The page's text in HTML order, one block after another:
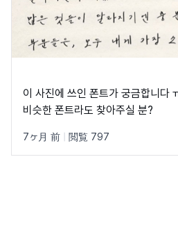
이 사진에 쓰인 폰트가 궁금합니다
비슷한 폰트라도 찾아주실 분?
7ヶ月 前 閲覧 797